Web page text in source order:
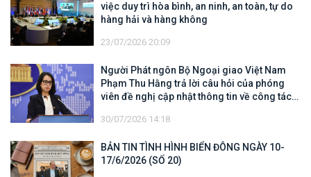
việc duy trì hòa bình, an ninh, an toàn, tự do
hàng hải và hàng không
23/07/2026 20:09
Người Phát ngôn Bộ Ngoại giao Việt Nam
Phạm Thu Hằng trả lời câu hỏi của phóng
viên đề nghị cập nhật thông tin về công tác
trên tàu Khôi Nguyên 18
30/07/2026 14:18
BẢN TIN TÌNH HÌNH BIỂN ĐÔNG NGÀY 10-
17/6/2026 (SỐ 20)